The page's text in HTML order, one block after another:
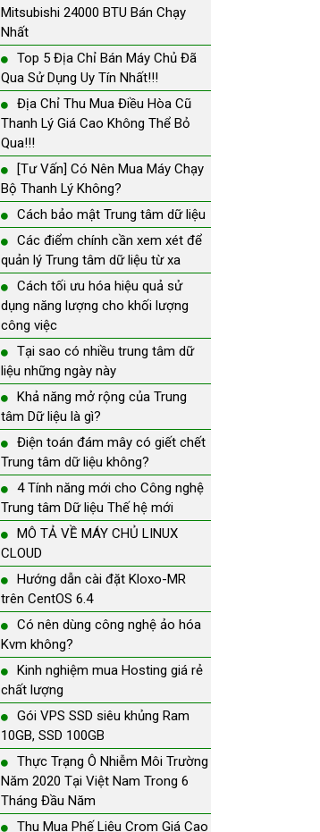
Mitsubishi 24000 BTU Bán Chạy
Nhất
Top 5 Địa Chỉ Bán Máy Chủ Đã
Qua Sử Dụng Uy Tín Nhất!!!
Địa Chỉ Thu Mua Điều Hòa Cũ
Thanh Lý Giá Cao Không Thể Bỏ
Qua!!!
[Tư Vấn] Có Nên Mua Máy Chạy
Bộ Thanh Lý Không?
Cách bảo mật Trung tâm dữ liệu
Các điểm chính cần xem xét để
quản lý Trung tâm dữ liệu từ xa
Cách tối ưu hóa hiệu quả sử
dụng năng lượng cho khối lượng
công việc
Tại sao có nhiều trung tâm dữ
liệu những ngày này
Khả năng mở rộng của Trung
tâm Dữ liệu là gì?
Điện toán đám mây có giết chết
Trung tâm dữ liệu không?
4 Tính năng mới cho Công nghệ
Trung tâm Dữ liệu Thế hệ mới
MÔ TẢ VỀ MÁY CHỦ LINUX
CLOUD
Hướng dẫn cài đặt Kloxo-MR
trên CentOS 6.4
Có nên dùng công nghệ ảo hóa
Kvm không?
Kinh nghiệm mua Hosting giá rẻ
chất lượng
Gói VPS SSD siêu khủng Ram
10GB, SSD 100GB
Thực Trạng Ô Nhiễm Môi Trường
Năm 2020 Tại Việt Nam Trong 6
Tháng Đầu Năm
Thu Mua Phế Liệu Crom Giá Cao